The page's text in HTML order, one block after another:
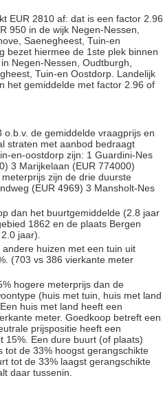
EUR 2810 af: dat is een factor 2.96
950 in de wijk Negen-Nessen,
Saenegheest, Tuin-en
bezet hiermee de 1ste plek binnen
Negen-Nessen, Oudtburgh,
Tuin-en Oostdorp. Landelijk
het gemiddelde met factor 2.96 of
de gemiddelde vraagprijs en
straten met aanbod bedraagt
en-oostdorp zijn: 1 Guardini-Nes
3 Marijkelaan (EUR 774000)
zijn de drie duurste
(EUR 4969) 3 Mansholt-Nes
dan het buurtgemiddelde (2.8 jaar
1862 en de plaats Bergen
jaar).
huizen met een tuin uit
(703 vs 386 vierkante meter
hogere meterprijs dan de
(huis met tuin, huis met land
huis met land heeft een
meter. Goedkoop betreft een
prijspositie heeft een
15%. Een dure buurt (of plaats)
tot de 33% hoogst gerangschikte
tot de 33% laagst gerangschikte
daar tussenin.